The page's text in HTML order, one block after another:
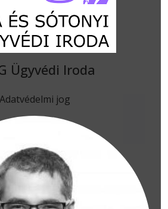
Ügyvédi Iroda
Adatvédelmi jog